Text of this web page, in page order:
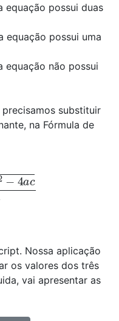
equação possui duas
equação possui uma
equação não possui
substituir
na Fórmula de
ac2a
Nossa aplicação
os valores dos três
vai apresentar as